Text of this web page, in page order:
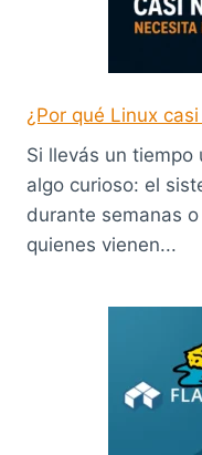
¿Por qué Linux
Si llevás un
algo curioso: el
durante semanas
quienes vienen...